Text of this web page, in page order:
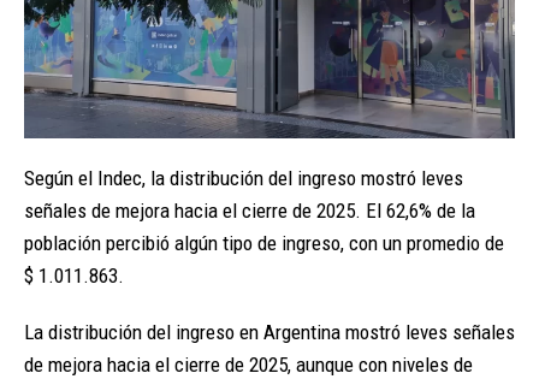
Según el Indec, la distribución del ingreso mostró leves
señales de mejora hacia el cierre de 2025. El 62,6% de la
población percibió algún tipo de ingreso, con un promedio de
$ 1.011.863.
La distribución del ingreso en Argentina mostró leves señales
de mejora hacia el cierre de 2025, aunque con niveles de